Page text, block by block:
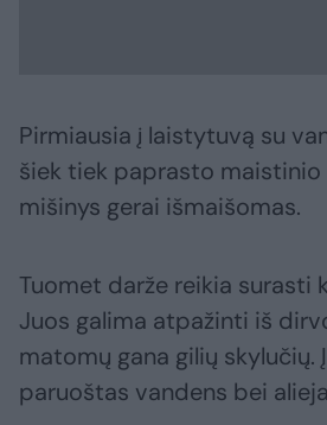
Pirmiausia į laistytuvą su
šiek tiek paprasto maistinio
mišinys gerai išmaišomas.
Tuomet darže reikia surasti
Juos galima atpažinti iš
matomų gana gilių skylučių.
paruoštas vandens bei